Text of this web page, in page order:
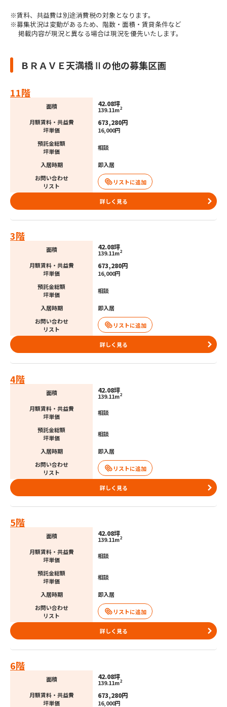
※賃料、共益費は別途消費税の対象となります。
※募集状況は変動があるため、階数・面積・賃貸条件など
掲載内容が現況と異なる場合は現況を優先いたします。
ＢＲＡＶＥ天満橋Ⅱの他の募集区画
11階
面積 42.08坪
139.11m2
月額賃料・共益費
坪単価
673,280円
16,000円
預託金総額
坪単価
相談
入居時期
即入居
お問い合わせ
リスト
詳しく見る
3階
面積 42.08坪
139.11m2
月額賃料・共益費
坪単価
673,280円
16,000円
預託金総額
坪単価
相談
入居時期
即入居
お問い合わせ
リスト
詳しく見る
4階
面積 42.08坪
139.11m2
月額賃料・共益費
坪単価
相談
預託金総額
坪単価
相談
入居時期
即入居
お問い合わせ
リスト
詳しく見る
5階
面積 42.08坪
139.11m2
月額賃料・共益費
坪単価
相談
預託金総額
坪単価
相談
入居時期
即入居
お問い合わせ
リスト
詳しく見る
6階
面積 42.08坪
139.11m2
月額賃料・共益費
坪単価
673,280円
16,000円